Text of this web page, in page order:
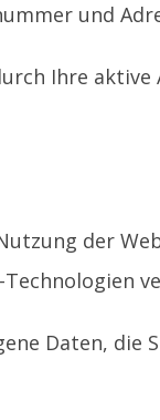
und
Ihre aktive
der
Daten, die